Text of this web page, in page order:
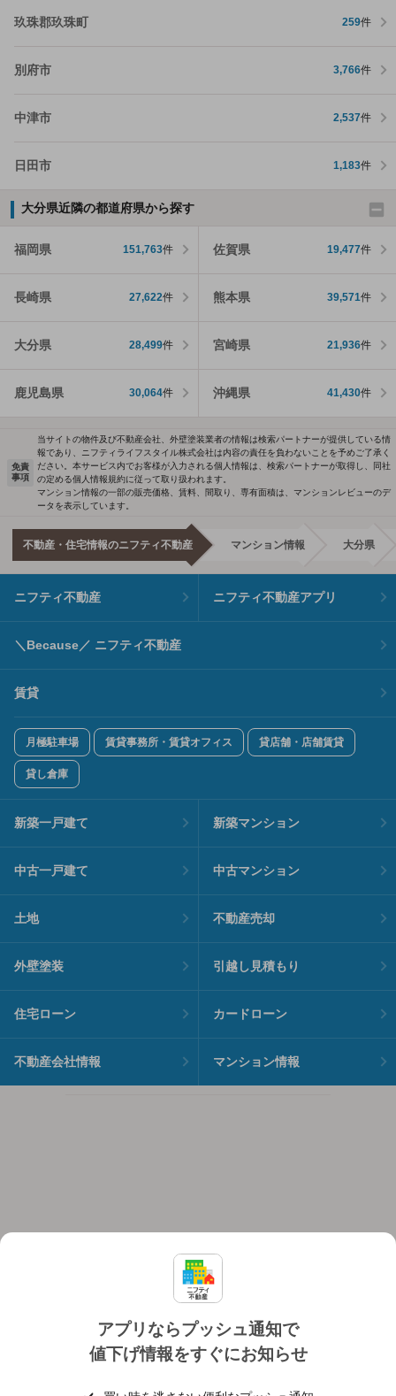
玖珠郡玖珠町 259件
別府市 3,766件
中津市 2,537件
日田市 1,183件
大分県近隣の都道府県から探す
福岡県 151,763件 佐賀県 19,477件
長崎県 27,622件 熊本県 39,571件
大分県 28,499件 宮崎県 21,936件
鹿児島県 30,064件 沖縄県 41,430件
アプリならプッシュ通知で
値下げ情報をすぐにお知らせ
免責
事項
当サイトの物件及び不動産会社、外壁塗装業者の情報は検索パートナーが提供している情
報であり、ニフティライフスタイル株式会社は内容の責任を負わないことを予めご了承く
ださい。本サービス内でお客様が入力される個人情報は、検索パートナーが取得し、同社
の定める個人情報規約に従って取り扱われます。
マンション情報の一部の販売価格、賃料、間取り、専有面積は、マンションレビューのデ
ータを表示しています。
不動産・住宅情報のニフティ不動産 マンション情報 大分県
ニフティ不動産 ニフティ不動産アプリ
＼Because／ ニフティ不動産
賃貸
月極駐車場 賃貸事務所・賃貸オフィス 貸店舗・店舗賃貸
貸し倉庫
新築一戸建て 新築マンション
中古一戸建て 中古マンション
土地 不動産売却
外壁塗装 引越し見積もり
住宅ローン カードローン
不動産会社情報 マンション情報
個人情報保護ポリシー 利用規約